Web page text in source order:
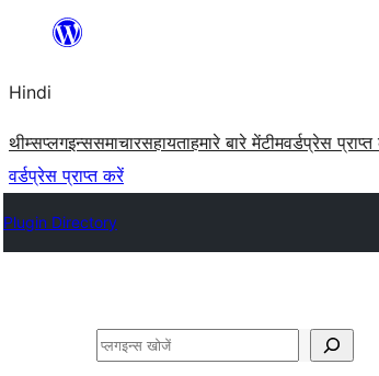
सामग्री
जाएं
Hindi
थीम्सप्लगइन्ससमाचारसहायताहमारे बारे मेंटीमवर्डप्रेस
वर्डप्रेस प्राप्त करें
Plugin Directory
खोजें